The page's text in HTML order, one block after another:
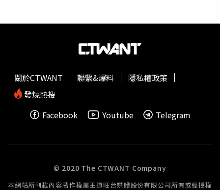
定義完全脫離市場現況，房價越來越高，高價定義門檻卻越
6千萬高價與7千萬豪宅，貸款只能三成，連首購換屋族都遭
殃。三、限貸受傷第一排是無辜民眾限貸受傷影響最大的是
高，需自備款增加，反而更難入市，而換屋市場更是交易冷
清，等同政府間接壓制人民換屋的需求。四、政策偏頗官逼
人名義」規避自然人限貸成數，改成「一戶多戶合購」契
機越猖獗，購屋更困難，嚴重扭曲市場。六、房市交易產生
不正常現象為了避開限貸規定，人頭購屋盛行，平轉、短期
轉售案件增加，形成市場價格虛高，甚至助長投機氛圍。
關於CTWANT 聯繫&爆料
隱私權政策
發燒熱搜
Facebook
Youtube Telegram
© 2020 The CTWANT Company
本網站所刊載內容著作權屬王道旺台媒體股份有限公司所有或經授權